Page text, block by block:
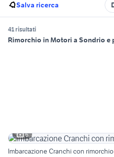
Salva ricerca
41 risultati
Rimorchio in Motori a Sondrio e
6
Imbarcazione Cranchi con rimorchio